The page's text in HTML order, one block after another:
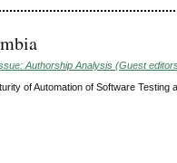
Authorship Analysis (Guest
of Automation of Software Testing